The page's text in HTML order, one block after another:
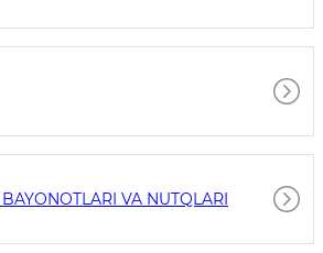
VA NUTQLARI